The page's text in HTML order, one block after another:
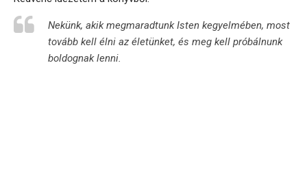
Nekünk, akik megmaradtunk Isten kegyelmében, most
tovább kell élni az életünket, és meg kell próbálnunk
boldognak lenni.